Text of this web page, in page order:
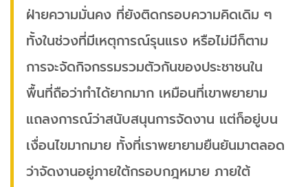
ฝ่ายความมั่นคง ที่ยังติดกรอบความคิดเดิม ๆ
ทั้งในช่วงที่มีเหตุการณ์รุนแรง หรือไม่มีก็ตาม
การจะจัดกิจกรรมรวมตัวกันของประชาชนใน
พื้นที่ถือว่าทำได้ยากมาก เหมือนที่เขาพยายาม
แถลงการณ์ว่าสนับสนุนการจัดงาน แต่ก็อยู่บน
เงื่อนไขมากมาย ทั้งที่เราพยายามยืนยันมาตลอด
ว่าจัดงานอยู่ภายใต้กรอบกฎหมาย ภายใต้